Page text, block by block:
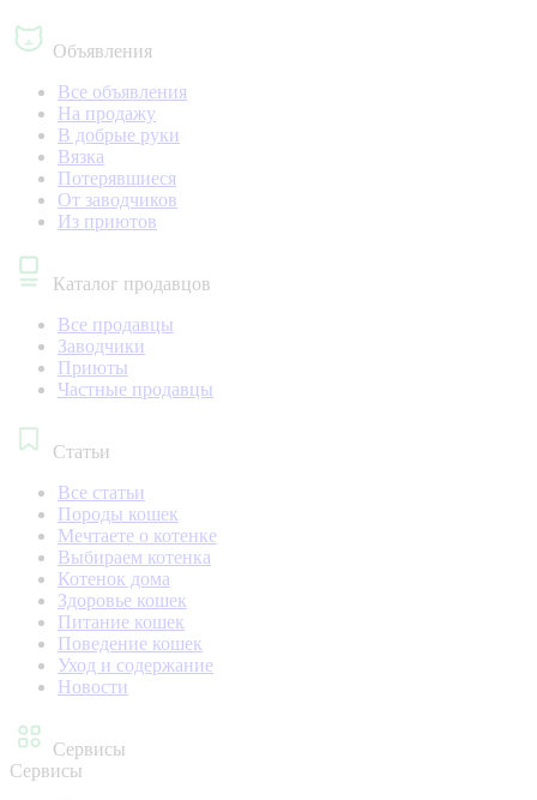
Объявления
Все объявления
На продажу
В добрые руки
Вязка
Потерявшиеся
От заводчиков
Из приютов
Каталог продавцов
Все продавцы
Заводчики
Приюты
Частные продавцы
Статьи
Все статьи
Породы кошек
Мечтаете о котенке
Выбираем котенка
Котенок дома
Здоровье кошек
Питание кошек
Поведение кошек
Уход и содержание
Новости
Сервисы
Сервисы